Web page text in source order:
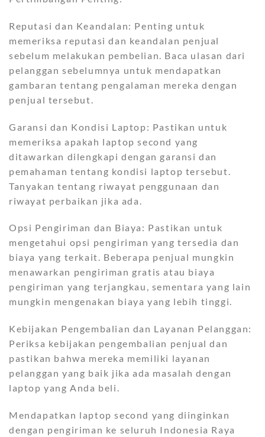
Reputasi dan Keandalan: Penting untuk
memeriksa reputasi dan keandalan penjual
sebelum melakukan pembelian. Baca ulasan dari
pelanggan sebelumnya untuk mendapatkan
gambaran tentang pengalaman mereka dengan
penjual tersebut.
Garansi dan Kondisi Laptop: Pastikan untuk
memeriksa apakah laptop second yang
ditawarkan dilengkapi dengan garansi dan
pemahaman tentang kondisi laptop tersebut.
Tanyakan tentang riwayat penggunaan dan
riwayat perbaikan jika ada.
Opsi Pengiriman dan Biaya: Pastikan untuk
mengetahui opsi pengiriman yang tersedia dan
biaya yang terkait. Beberapa penjual mungkin
menawarkan pengiriman gratis atau biaya
pengiriman yang terjangkau, sementara yang lain
mungkin mengenakan biaya yang lebih tinggi.
Kebijakan Pengembalian dan Layanan Pelanggan:
Periksa kebijakan pengembalian penjual dan
pastikan bahwa mereka memiliki layanan
pelanggan yang baik jika ada masalah dengan
laptop yang Anda beli.
Mendapatkan laptop second yang diinginkan
dengan pengiriman ke seluruh Indonesia Raya